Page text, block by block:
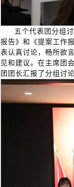
五个代表团分组
报告》和《提案工作
表认真讨论，畅所欲
见和建议。在主席团
团团长汇报了分组讨论